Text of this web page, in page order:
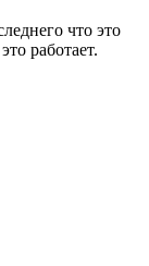
что это
работает.